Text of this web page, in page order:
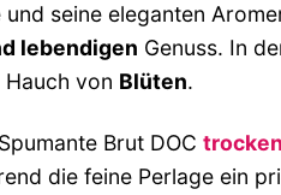
seine eleganten
lebendigen Genuss. In
von Blüten.
Brut DOC trocken
die feine Perlage ein